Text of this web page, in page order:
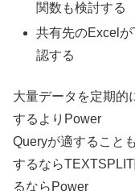
関数も検討する
共有先のExcel
認する
大量データを定期的
するよりPower
Queryが適すること
するなら
るならPower